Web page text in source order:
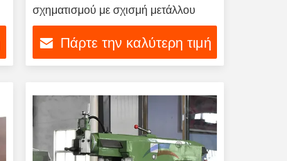
σχηματισμού με σχισμή μετάλλου
Πάρτε την καλύτερη τιμή